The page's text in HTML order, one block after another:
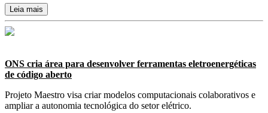
Leia mais
ONS cria área para desenvolver ferramentas eletroenergéticas
de código aberto
Projeto Maestro visa criar modelos computacionais colaborativos e
ampliar a autonomia tecnológica do setor elétrico.